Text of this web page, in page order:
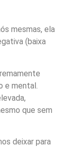
mesmas, ela
(baixa
e mental.
que sem
deixar para